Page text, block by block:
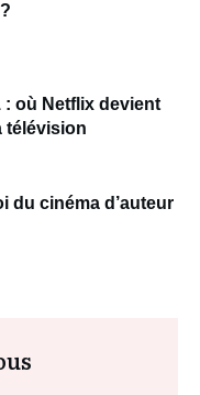
: où Netflix devient
télévision
du cinéma d’auteur